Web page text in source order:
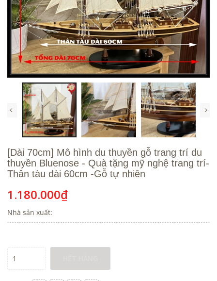
[Dài 70cm] Mô hình du thuyền gỗ trang trí du
thuyền Bluenose - Quà tặng mỹ nghệ trang trí-
Thân tàu dài 60cm -Gỗ tự nhiên
1.180.000₫
Nhà sản xuất: